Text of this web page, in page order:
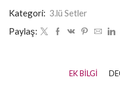
Kategori: 3.lü Setler
Paylaş:
EK BILGI